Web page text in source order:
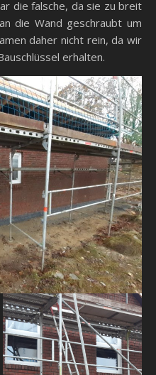
die falsche, da sie zu breit
die Wand geschraubt um
daher nicht rein, da wir
erhalten.